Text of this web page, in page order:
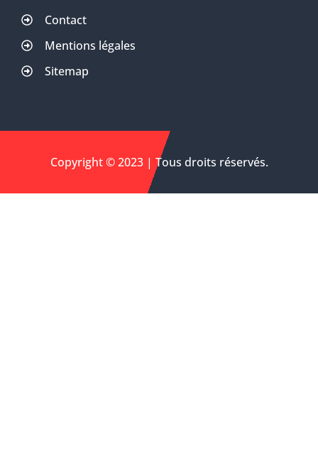
Contact
Mentions légales
Sitemap
Copyright © 2023 | Tous droits réservés.